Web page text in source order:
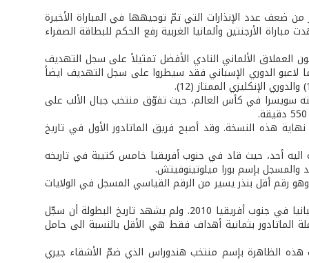
من ضعف عدد الإنذارات التي تمّ توجيهها في المباراة الأخيرة
في النسخ السابقة، وكانت تلك في نهائي 1986 عندما شهدت مباراة الأرجنتين وألمانيا الغربية رفع الحكم للبطاقة الصفراء
تسجيله من قبل لاعبي نادي بايرن ميونيخ خلال جنوب أفريقيا 2010 ليكون العملاق الألماني النادي الأفضل تمثيلاً على سجل التهديف
لاعبو الدوري الإسباني فقد سيطروا على سجل التهديف ايضاً
سويسرا في كأس العالم، حيث تفوّق منتخب جبال الألب على
هذه النسخة. وقد أصبح فريق الماتادور الأول في تاريخ
اليه أحد، حيث قاد في جنوب أفريقيا خامس كتيبة في تاريخه
والمسجل بإسم بورا ميلوتينوفيتش.
الأربع والستين لجنوب أفريقيا 2010 من المدرجات، وهو رقم أقل بنذر يسير من الرقم القياسي المسجل في الولايات
• 3 لاعبين فقط (ديفيد فيا وأندريس إنييستا وكارليس بويول) سجّلوا جميع أهداف إسبانيا في جنوب أفريقيا 2010. ولم يشهد تاريخ البطولة أن سجّل
بثمانية أهداف فقط هي الأقل بالنسبة الى حامل
الظاهرة بإسم منتخب هندوراس الذي ضمّ الأشقاء جيري